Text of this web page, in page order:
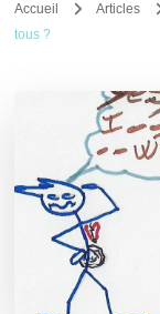
Accueil Articles
tous ?